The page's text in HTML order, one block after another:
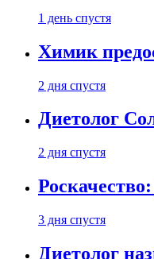
1 день спустя
Химик
2 дня спустя
Диетолог
2 дня спустя
3 дня спустя
Диетолог